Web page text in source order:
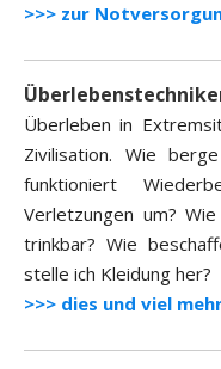
>>> zur
Überleben in
Zivilisation. Wie
funktioniert
Verletzungen um?
trinkbar? Wie
stelle ich Kleidung her?
>>> dies und viel